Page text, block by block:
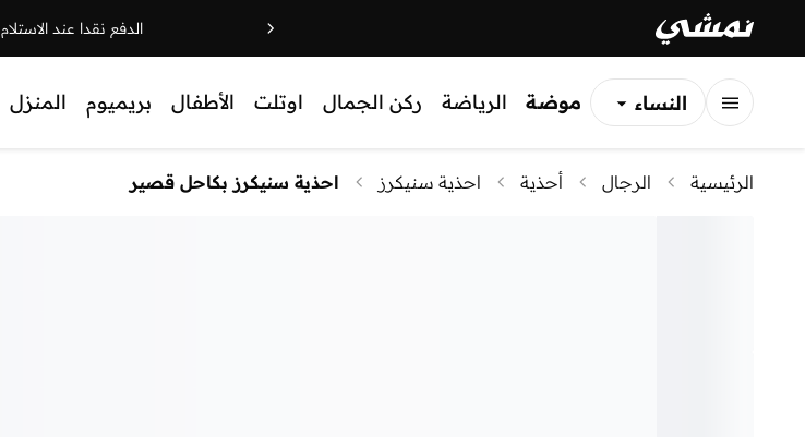
الدفع نقدا عند الاستلام
النساء
الأطفال
موضة الرياضة ركن الجمال اوتلت الأطفال بريميوم المنزل
الرئيسية الرجال أحذية احذية سنيكرز احذية سنيكرز بكاحل قصير